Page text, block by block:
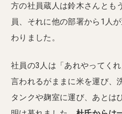
方の社員蔵人は鈴木さんとも
員、それに他の部署から1人
わりました。
社員の3人は「あれやってく
言われるがままに米を運び、
タンクや麹室に運び、あとは